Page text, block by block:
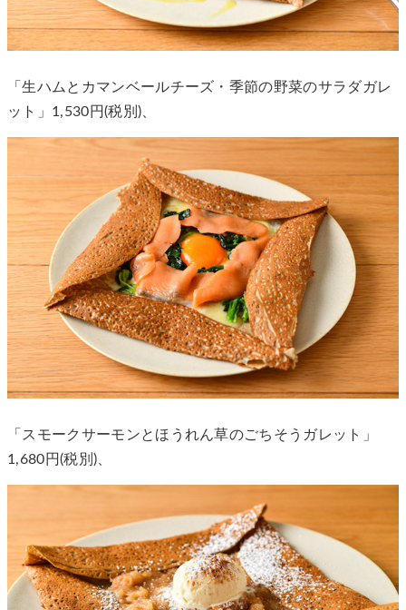
「生ハムとカマンベールチーズ・季節の野菜のサラダガレ
ット」1,530円(税別)、
「スモークサーモンとほうれん草のごちそうガレット」
1,680円(税別)、